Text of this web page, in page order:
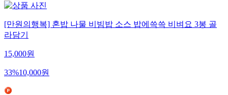
[만원의행복] 혼밥 나물 비빔밥 소스 밥에쓱쓱 비벼요 3봉 골
라담기
15,000원
33%10,000원